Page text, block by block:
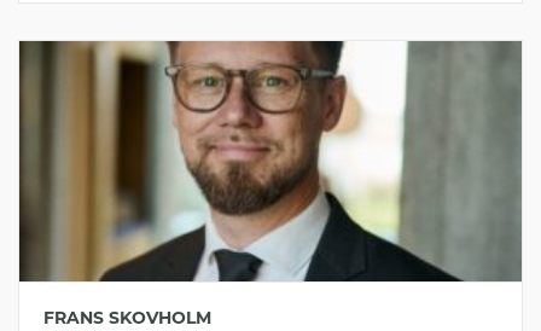
FRANS SKOVHOLM